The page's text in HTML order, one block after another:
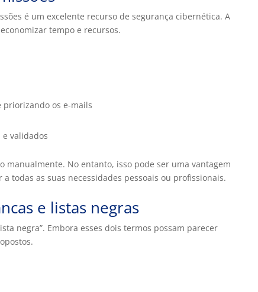
é um excelente recurso de segurança cibernética. A
tempo e recursos.
os e-mails
validados
manualmente. No entanto, isso pode ser uma vantagem
todas as suas necessidades pessoais ou profissionais.
e listas negras
negra”. Embora esses dois termos possam parecer